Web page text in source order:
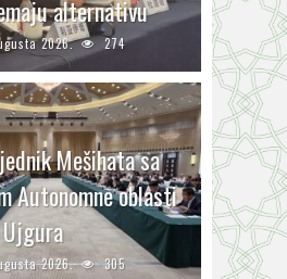
alternativu
2026. 274
Mešihata sa
Autonomne oblasti
Ujgura
2026. 305